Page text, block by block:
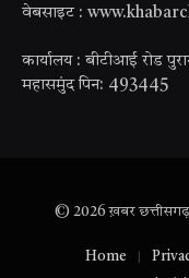
वेबसाइट :
कार्यालय : बीटीआई रोड
महासमुंद पिन: 493445
© 2026 ख़बर
Home